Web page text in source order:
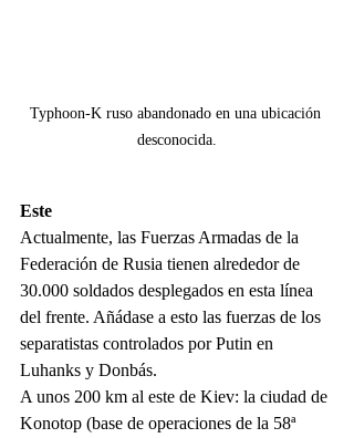
Typhoon-K ruso abandonado en una ubicación
desconocida.
Este
Actualmente, las Fuerzas Armadas de la
Federación de Rusia tienen alrededor de
30.000 soldados desplegados en esta línea
del frente. Añádase a esto las fuerzas de los
separatistas controlados por Putin en
Luhanks y Donbás.
A unos 200 km al este de Kiev: la ciudad de
Konotop (base de operaciones de la 58ª